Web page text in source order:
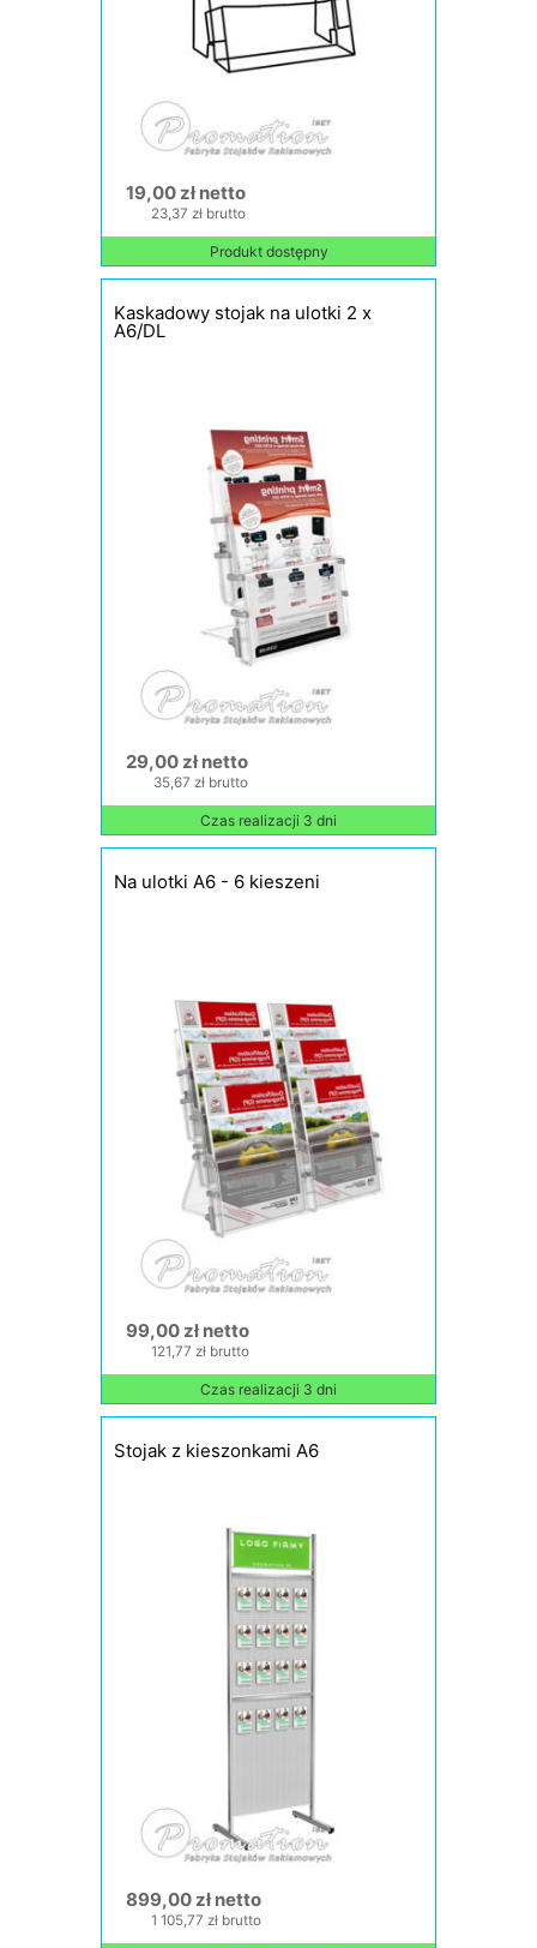
19,00 zł netto
23,37 zł brutto
Produkt dostępny
Kaskadowy stojak na ulotki 2 x
A6/DL
29,00 zł netto
35,67 zł brutto
Czas realizacji 3 dni
Na ulotki A6 - 6 kieszeni
99,00 zł netto
121,77 zł brutto
Czas realizacji 3 dni
Stojak z kieszonkami A6
899,00 zł netto
1 105,77 zł brutto